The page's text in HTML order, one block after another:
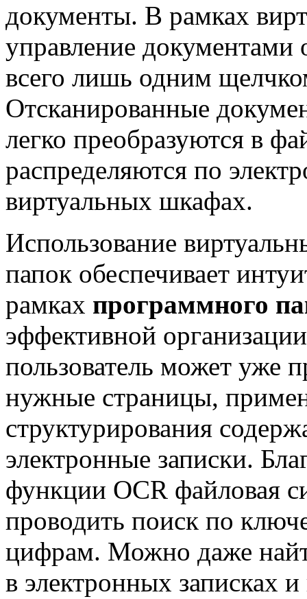
документы. B рамках
управление документами
всего лишь одним
Отсканированные
легко преобразуются в
распределяются по
виртуальных шкафах.
Использование
папок обеспечивает
рамках программного
эффективной
пользователь может уже
нужные страницы,
структурирования
электронные записки.
функции OCR файловая
проводить поиск по
цифрам. Можно даже
в электронных записках